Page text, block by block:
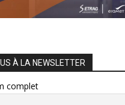
À LA NEWSLETTER
complet